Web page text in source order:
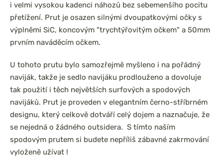
i velmi vysokou kadenci náhozů bez sebemenšího pocitu
přetížení. Prut je osazen silnými dvoupatkovými očky s
výplněmi SiC, koncovým "trychtýřovitým očkem" a 50mm
prvním naváděcím očkem.
U tohoto prutu bylo samozřejmě myšleno i na pořádný
naviják, takže je sedlo navijáku prodlouženo a dovoluje
tak použití i těch největších surfových a spodových
navijáků. Prut je proveden v elegantním černo-stříbrném
designu, který celkově dotváří celý dojem a naznačuje, že
se nejedná o žádného outsidera. S tímto naším
spodovým prutem si budete nepříliš zábavné zakrmování
vyloženě užívat !